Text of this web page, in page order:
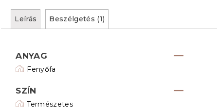
Leírás Beszélgetés (1)
ANYAG
Fenyőfa
SZÍN
Természetes